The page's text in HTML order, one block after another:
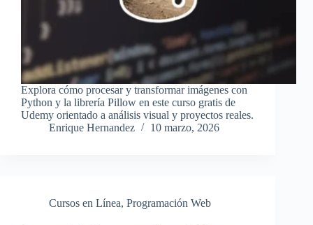
Explora cómo procesar y transformar imágenes con
Python y la librería Pillow en este curso gratis de
Udemy orientado a análisis visual y proyectos reales.
Enrique Hernandez
10 marzo, 2026
Cursos en Línea, Programación Web